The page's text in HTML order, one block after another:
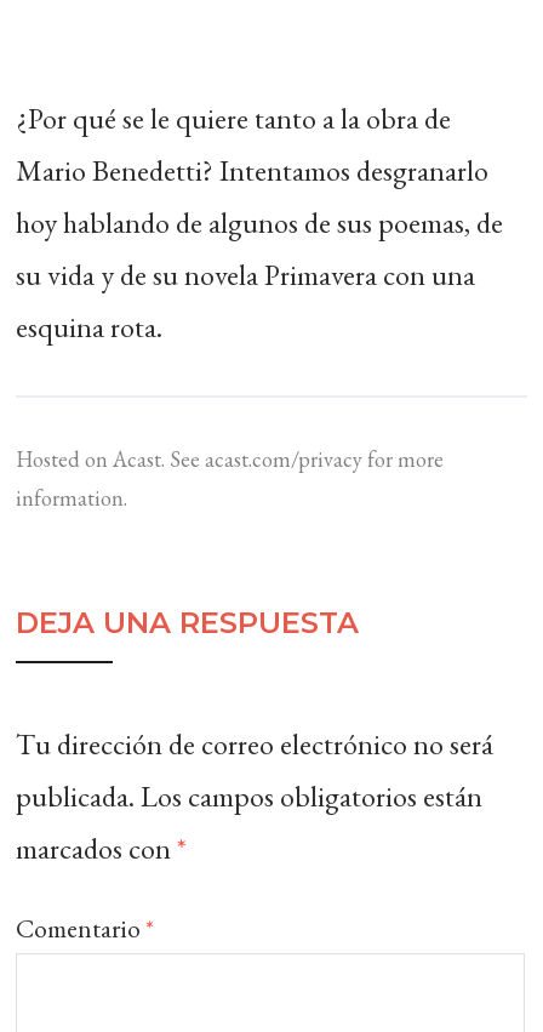
¿Por qué se le quiere tanto a la obra de
Mario Benedetti? Intentamos desgranarlo
hoy hablando de algunos de sus poemas, de
su vida y de su novela Primavera con una
esquina rota.
Hosted on Acast. Seeacast.com/privacyfor more
information.
DEJA UNA RESPUESTA
Tu dirección de correo electrónico no será
publicada. Los campos obligatorios están
marcados con*
Comentario *